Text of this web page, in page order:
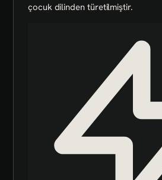
çocuk dilinden türetilmiştir.